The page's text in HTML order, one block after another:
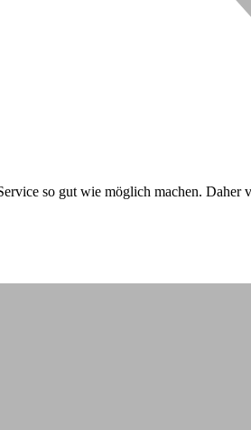
so gut wie möglich machen.